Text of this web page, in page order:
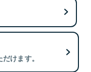
けます。